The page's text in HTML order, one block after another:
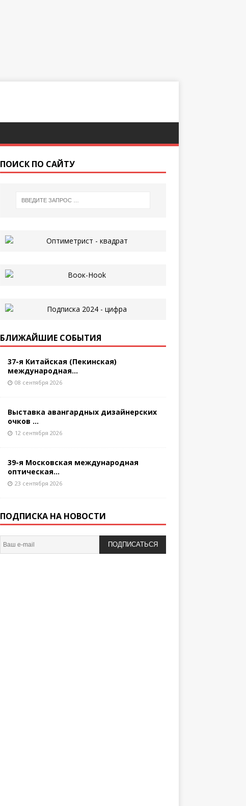
ПОИСК ПО САЙТУ
БЛИЖАЙШИЕ СОБЫТИЯ
37-я Китайская (Пекинская)
международная...
08 сентября 2026
Выставка авангардных дизайнерских
очков ...
12 сентября 2026
39-я Московская международная
оптическая...
23 сентября 2026
ПОДПИСКА НА НОВОСТИ
ПОДПИСАТЬСЯ